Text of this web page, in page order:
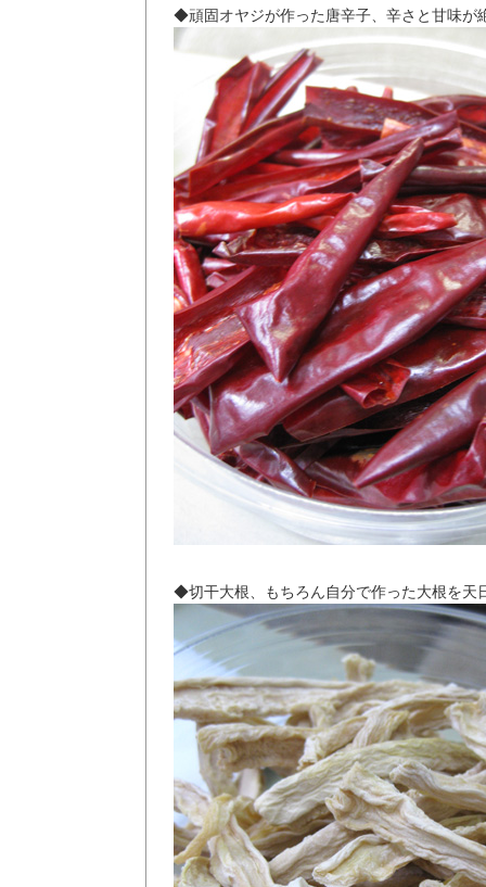
◆頑固オヤジが作った唐辛子、辛さと甘味が
◆切干大根、もちろん自分で作った大根を天